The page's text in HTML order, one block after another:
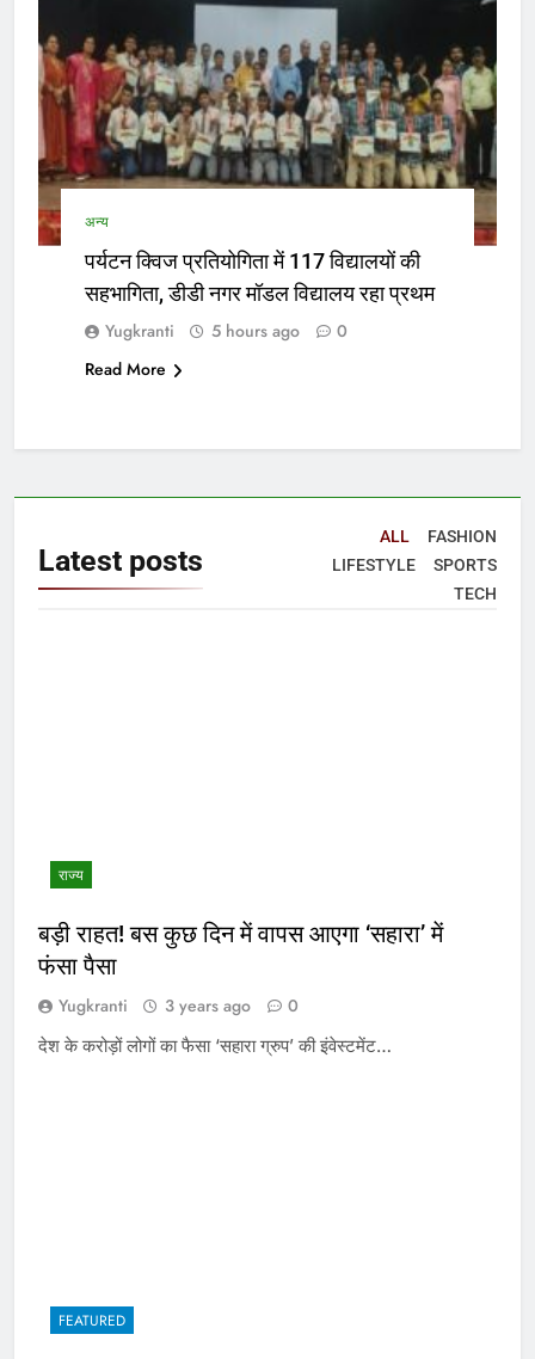
अन्य
पर्यटन क्विज प्रतियोगिता में 117 विद्यालयों की
सहभागिता, डीडी नगर मॉडल विद्यालय रहा प्रथम
Yugkranti 5 hours ago
0
Read More
Latest posts
ALL
FASHION
LIFESTYLE
SPORTS
TECH
राज्य
बड़ी राहत! बस कुछ दिन में वापस आएगा ‘सहारा’ में
फंसा पैसा
Yugkranti 3 years ago 0
देश के करोड़ों लोगों का फैसा ‘सहारा ग्रुप’ की इंवेस्टमेंट…
FEATURED